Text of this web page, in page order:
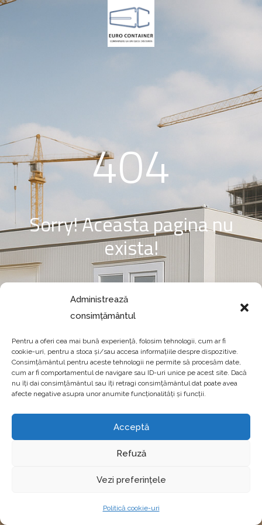
Administrează
consimțământul
Pentru a oferi cea mai bună experiență, folosim tehnologii, cum ar fi
cookie-uri, pentru a stoca și/sau accesa informațiile despre dispozitive.
Consimțământul pentru aceste tehnologii ne permite să procesăm date,
cum ar fi comportamentul de navigare sau ID-uri unice pe acest site. Dacă
nu îți dai consimțământul sau îți retragi consimțământul dat poate avea
afecte negative asupra unor anumite funcționalități și funcții.
Acceptă
Refuză
Vezi preferințele
Politică cookie-uri
404
Sorry! Aceasta pagina nu
exista!
Oops! Se pare ca aceasta pagina nu exista, apasa butonul de
HOME